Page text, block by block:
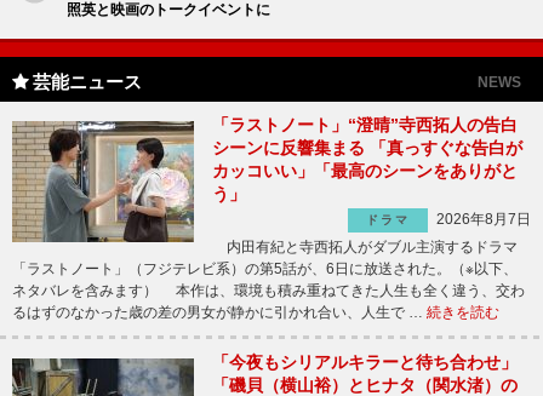
照英と映画のトークイベントに
芸能ニュース NEWS
「ラストノート」“澄晴”寺西拓人の告白
シーンに反響集まる 「真っすぐな告白が
カッコいい」「最高のシーンをありがと
う」
ドラマ
2026年8月7日
内田有紀と寺西拓人がダブル主演するドラマ
「ラストノート」（フジテレビ系）の第5話が、6日に放送された。（※以下、
ネタバレを含みます） 本作は、環境も積み重ねてきた人生も全く違う、交わ
るはずのなかった歳の差の男女が静かに引かれ合い、人生で … 続きを読む
「今夜もシリアルキラーと待ち合わせ」
「磯貝（横山裕）とヒナタ（関水渚）の